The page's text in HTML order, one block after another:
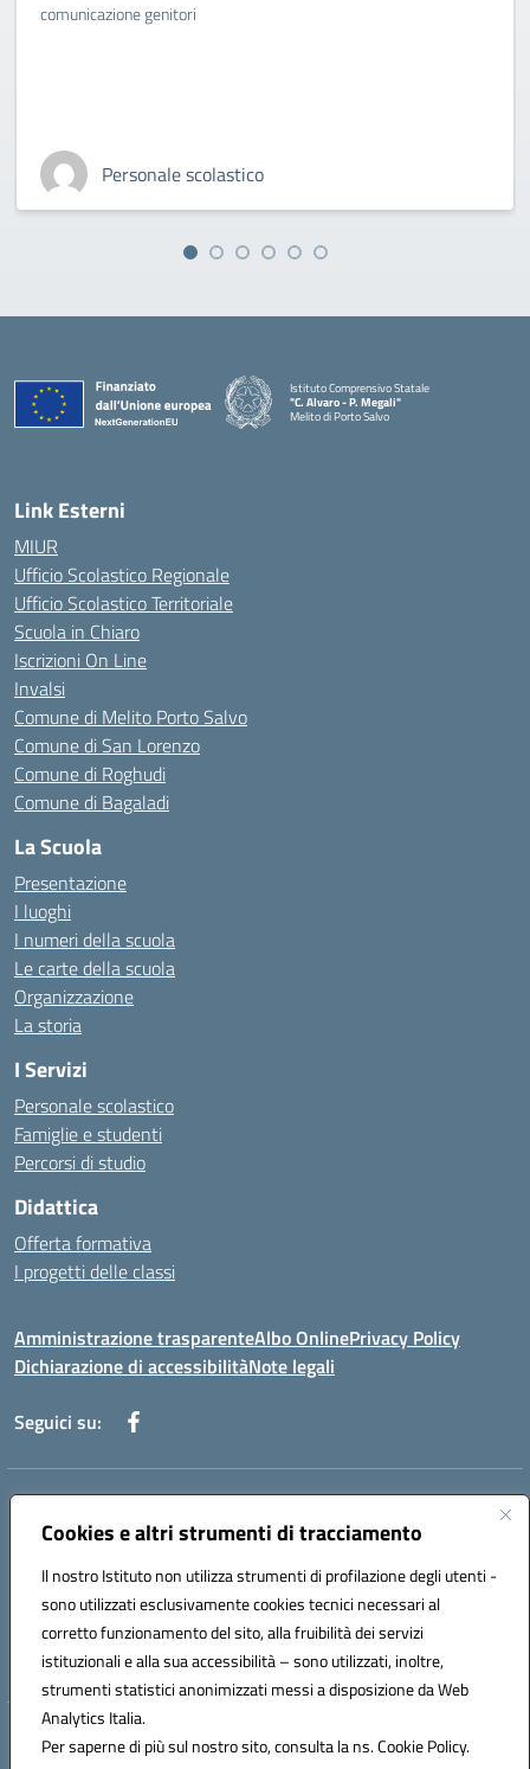
Cookies e altri strumenti di tracciamento
Il nostro Istituto non utilizza strumenti di profilazione degli utenti -
sono utilizzati esclusivamente cookies tecnici necessari al
corretto funzionamento del sito, alla fruibilità dei servizi
istituzionali e alla sua accessibilità – sono utilizzati, inoltre,
strumenti statistici anonimizzati messi a disposizione da Web
Analytics Italia.
Per saperne di più sul nostro sito, consulta la ns. Cookie Policy.
comunicazione genitori
Personale scolastico
Istituto Comprensivo Statale
"C. Alvaro - P. Megali"
Melito di Porto Salvo
Link Esterni
MIUR
Ufficio Scolastico Regionale
Ufficio Scolastico Territoriale
Scuola in Chiaro
Iscrizioni On Line
Invalsi
Comune di Melito Porto Salvo
Comune di San Lorenzo
Comune di Roghudi
Comune di Bagaladi
La Scuola
Presentazione
I luoghi
I numeri della scuola
Le carte della scuola
Organizzazione
La storia
I Servizi
Personale scolastico
Famiglie e studenti
Percorsi di studio
Didattica
Offerta formativa
I progetti delle classi
Amministrazione trasparenteAlbo OnlinePrivacy Policy
Dichiarazione di accessibilitàNote legali
Seguici su:
Indirizzo:
Centralino:+39 0965 78 12 60 Email:rcic841003@istruzione.it
Codice fiscale: 92034530805
Codice meccanografico:
rcic841003
Codice Indice delle Pubbliche Amministrazioni (IPA): istsc_rcic841003
Hosting & Powered by 3D Solution S.r.l.